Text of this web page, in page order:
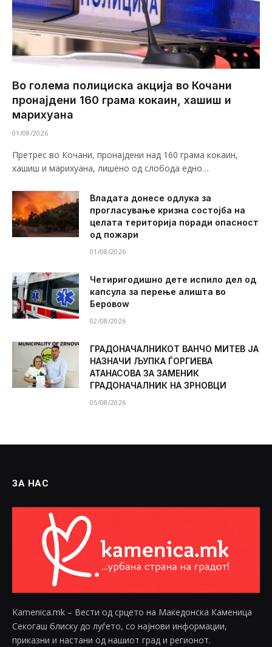
Во голема полициска акција во Кочани
пронајдени 160 грама кокаин, хашиш и
марихуана
01/08/2026
Претрес во Кочани, пронајдени над 160 грама кокаин,
хашиш и марихуана, лишено од слобода едно…
Владата донесе одлука за
прогласување кризна состојба на
целата територија поради опасност
од пожари
01/08/2026
Четиригодишно дете испило дел од
капсула за перење алишта во
Беровоw
02/08/2026
ГРАДОНАЧАЛНИКОТ ВАНЧО МИТЕВ ЈА
НАЗНАЧИ ЉУПКА ЃОРГИЕВА
АТАНАСОВА ЗА ЗАМЕНИК
ГРАДОНАЧАЛНИК НА ЗРНОВЦИ
05/08/2026
ЗА НАС
Kamenica.mk – Вести од срцето на Македонска Каменица
Секогаш блиску до луѓето, со најнови информации,
приказни и настани од нашиот град и регионот.